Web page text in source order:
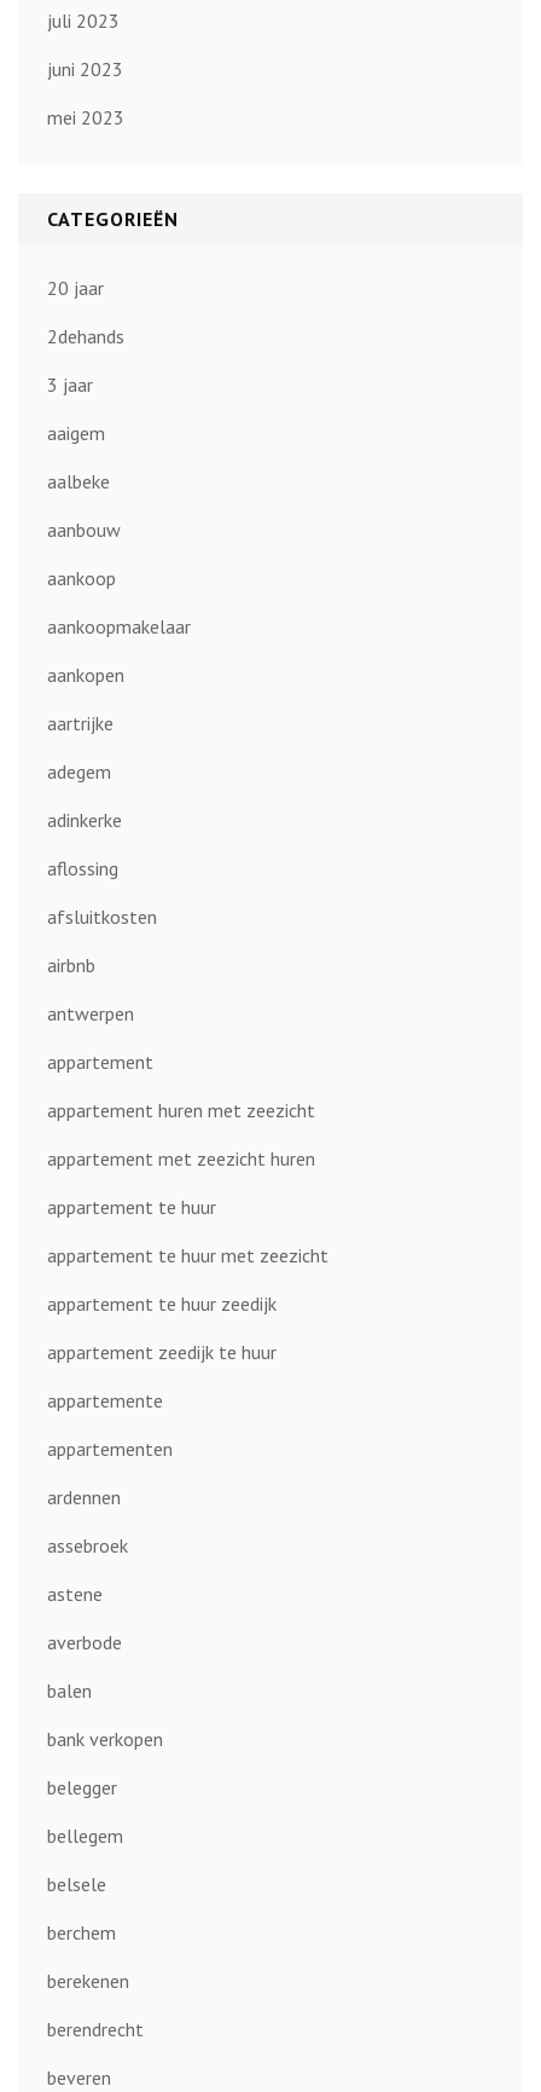
juli 2023
juni 2023
mei 2023
CATEGORIEËN
20 jaar
2dehands
3 jaar
aaigem
aalbeke
aanbouw
aankoop
aankoopmakelaar
aankopen
aartrijke
adegem
adinkerke
aflossing
afsluitkosten
airbnb
antwerpen
appartement
appartement huren met zeezicht
appartement met zeezicht huren
appartement te huur
appartement te huur met zeezicht
appartement te huur zeedijk
appartement zeedijk te huur
appartemente
appartementen
ardennen
assebroek
astene
averbode
balen
bank verkopen
belegger
bellegem
belsele
berchem
berekenen
berendrecht
beveren